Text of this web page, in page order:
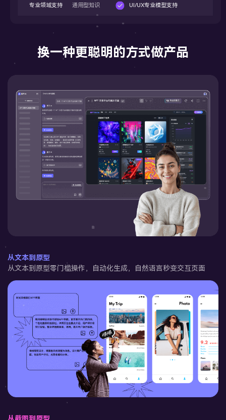
专业领域支持 通用型知识 UI/UX专业模型支持
换一种更聪明的方式做产品
从文本到原型
从文本到原型零门槛操作，自动化生成，自然语言秒变交互页面
从截图到原型